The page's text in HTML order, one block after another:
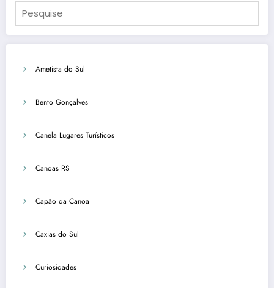
Ametista do Sul
Bento Gonçalves
Canela Lugares Turísticos
Canoas RS
Capão da Canoa
Caxias do Sul
Curiosidades